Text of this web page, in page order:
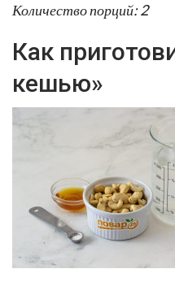
Количество порций: 2
Как
кешью»